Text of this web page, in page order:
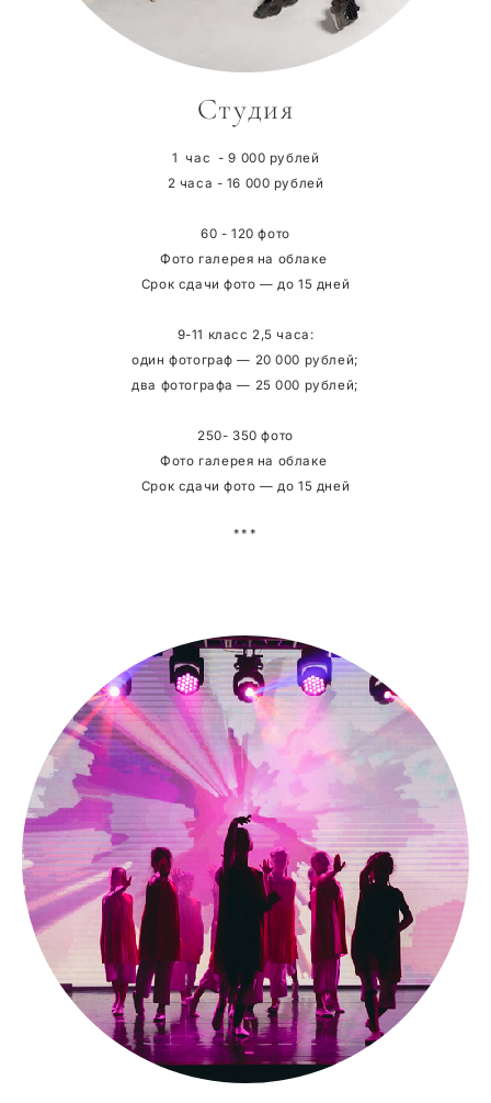
Студия
1 час - 9 000 рублей
2 часа - 16 000 рублей
60 - 120 фото
Фото галерея на облаке
Срок сдачи фото — до 15 дней
9-11 класс 2,5 часа:
один фотограф — 20 000 рублей;
два фотографа — 25 000 рублей;
250- 350 фото
Фото галерея на облаке
Срок сдачи фото — до 15 дней
***